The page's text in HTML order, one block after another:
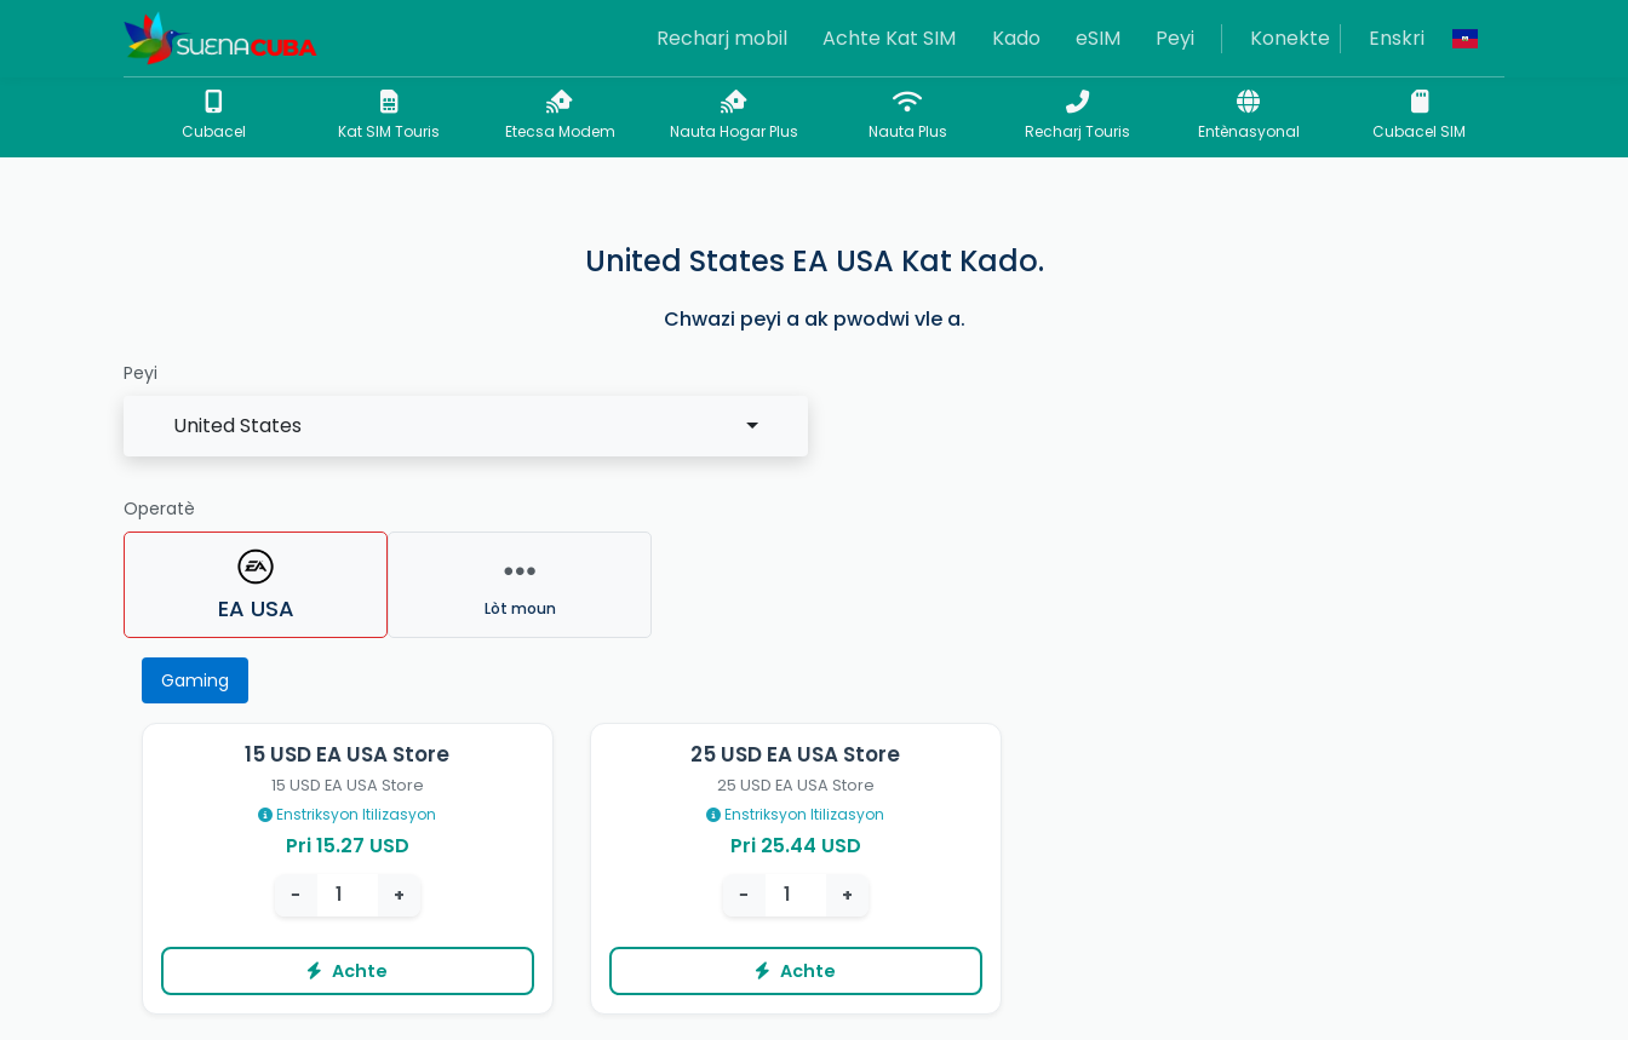
Recharj mobil Achte Kat SIM Kado eSIM Peyi Konekte Enskri
Cubacel Kat SIM Touris Etecsa Modem Nauta Hogar Plus Nauta Plus Recharj Touris Entènasyonal Cubacel SIM
United States EA USA Kat Kado.
Chwazi peyi a ak pwodwi vle a.
Peyi
United States
Operatè
EA USA Lòt moun
Gaming
15 USD EA USA Store
15 USD EA USA Store
Enstriksyon Itilizasyon
Pri 15.27 USD
− +
Achte
25 USD EA USA Store
25 USD EA USA Store
Enstriksyon Itilizasyon
Pri 25.44 USD
− +
Achte